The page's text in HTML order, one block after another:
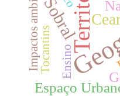
Sobral
Espaço
Impactos ambientaisTocantins Ensino